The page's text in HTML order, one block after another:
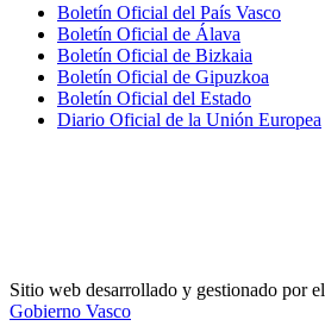
Boletín Oficial del País Vasco
Boletín Oficial de Álava
Boletín Oficial de Bizkaia
Boletín Oficial de Gipuzkoa
Boletín Oficial del Estado
Diario Oficial de la Unión Europea
Sitio web desarrollado y gestionado por el
Gobierno Vasco